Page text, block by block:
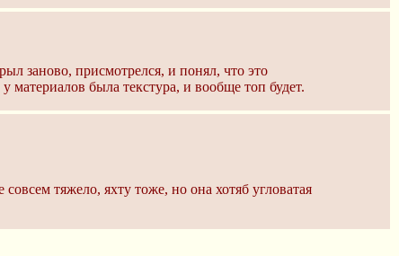
заново, присмотрелся, и понял, что это
была текстура, и вообще топ будет.
тяжело, яхту тоже, но она хотяб угловатая